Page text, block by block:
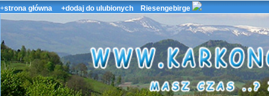
+strona główna +dodaj do ulubionych Riesengebirge